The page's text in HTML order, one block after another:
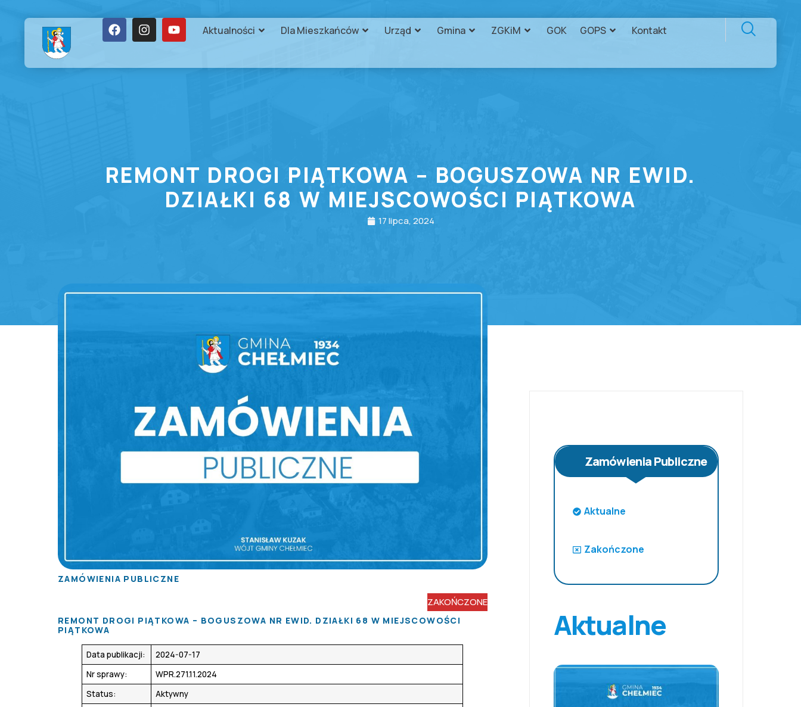
Aktualności Dla Mieszkańców Urząd Gmina ZGKiM GOK GOPS Kontakt
REMONT DROGI PIĄTKOWA – BOGUSZOWA NR EWID.
DZIAŁKI 68 W MIEJSCOWOŚCI PIĄTKOWA
17 lipca, 2024
ZAMÓWIENIA PUBLICZNE
ZAKOŃCZONE
REMONT DROGI PIĄTKOWA – BOGUSZOWA NR EWID. DZIAŁKI 68 W MIEJSCOWOŚCI
PIĄTKOWA
Data publikacji:
2024-07-17
Nr sprawy:
WPR.271.11.2024
Status:
Aktywny
Zamówienia Publiczne
Aktualne
Zakończone
Aktualne